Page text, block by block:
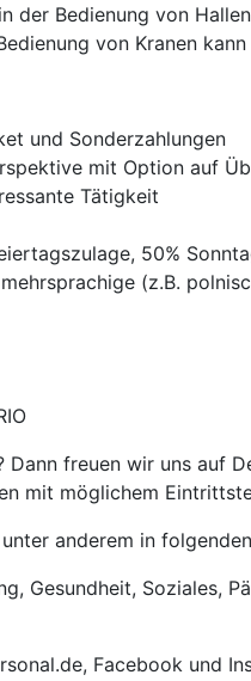
der Bedienung von
von Kranen
und Sonderzahlungen
mit Option auf
Tätigkeit
50%
(z.B.
freuen wir uns auf
mit möglichem
anderem in
Gesundheit, Soziales,
Facebook und